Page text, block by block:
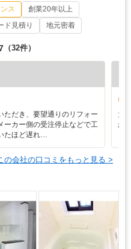
ス
創業20年以上
ド見積り 地元密着
（32件）
ただき、要望通りのリフォー
ーカー側の受注停止などで工
たほど遅れ…
大
か
の会社の口コミをもっと見る >